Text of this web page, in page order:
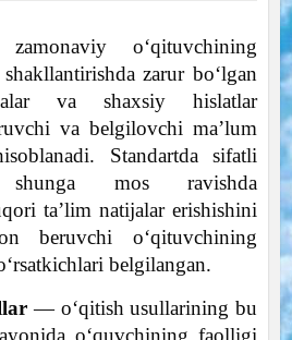
o‘qituvchining
zarur bo‘lgan
va shaxsiy hislatlar
va belgilovchi ma’lum
Standartda sifatli
mos ravishda
ta’lim natijalar erishishini
beruvchi o‘qituvchining
belgilangan.
— o‘qitish usullarining bu
o‘quvchining faolligi